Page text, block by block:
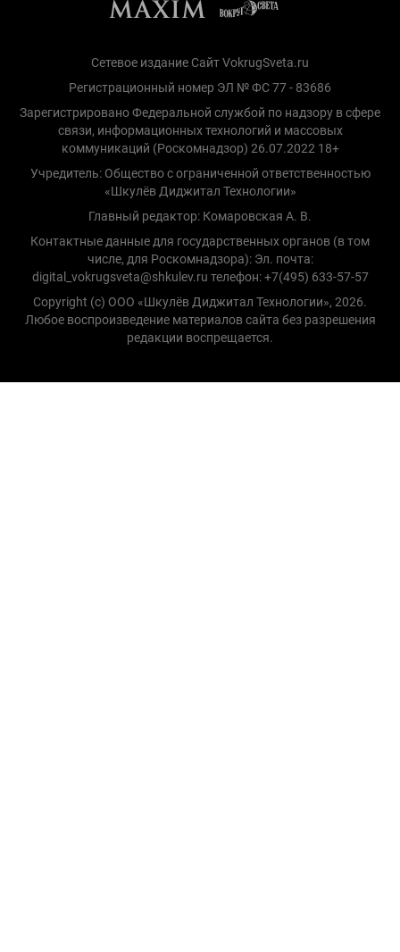
Сетевое издание Сайт VokrugSveta.ru
Регистрационный номер ЭЛ № ФС 77 - 83686
Зарегистрировано Федеральной службой по надзору в сфере
связи, информационных технологий и массовых
коммуникаций (Роскомнадзор) 26.07.2022 18+
Учредитель: Общество с ограниченной ответственностью
«Шкулёв Диджитал Технологии»
Главный редактор: Комаровская А. В.
Контактные данные для государственных органов (в том
числе, для Роскомнадзора): Эл. почта:
digital_vokrugsveta@shkulev.ru телефон: +7(495) 633-57-57
Copyright (с) ООО «Шкулёв Диджитал Технологии», 2026.
Любое воспроизведение материалов сайта без разрешения
редакции воспрещается.